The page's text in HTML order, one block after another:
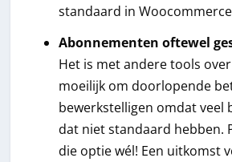
standaard in
Abonnementen oftewel
Het is met andere tools
moeilijk om doorlopende
bewerkstelligen omdat veel
dat niet standaard hebben.
die optie wél! Een uitkomst